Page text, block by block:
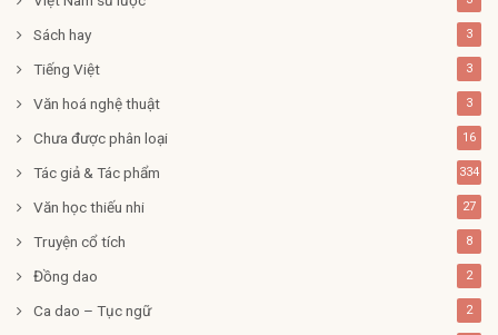
Sách hay 3
Tiếng Việt 3
Văn hoá nghệ thuật 3
Chưa được phân loại 16
Tác giả & Tác phẩm 334
Văn học thiếu nhi 27
Truyện cổ tích 8
Đồng dao 2
Ca dao – Tục ngữ 2